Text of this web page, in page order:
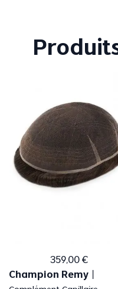
359,00 €
Champion Remy